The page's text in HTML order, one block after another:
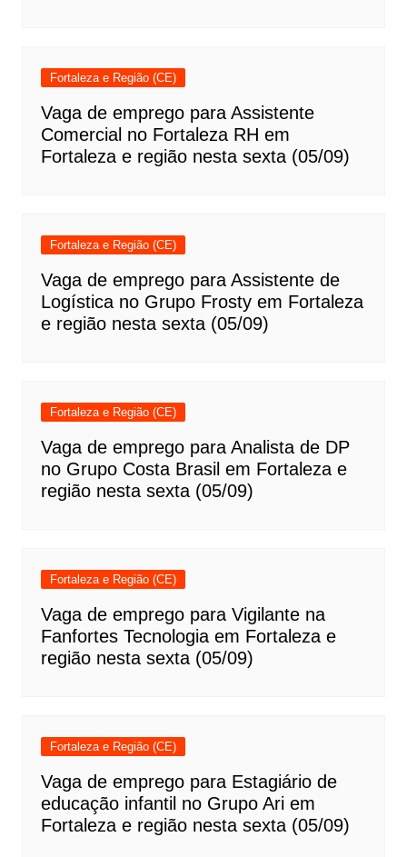
Fortaleza e Região (CE)
Vaga de emprego para Assistente
Comercial no Fortaleza RH em
Fortaleza e região nesta sexta (05/09)
Fortaleza e Região (CE)
Vaga de emprego para Assistente de
Logística no Grupo Frosty em Fortaleza
e região nesta sexta (05/09)
Fortaleza e Região (CE)
Vaga de emprego para Analista de DP
no Grupo Costa Brasil em Fortaleza e
região nesta sexta (05/09)
Fortaleza e Região (CE)
Vaga de emprego para Vigilante na
Fanfortes Tecnologia em Fortaleza e
região nesta sexta (05/09)
Fortaleza e Região (CE)
Vaga de emprego para Estagiário de
educação infantil no Grupo Ari em
Fortaleza e região nesta sexta (05/09)